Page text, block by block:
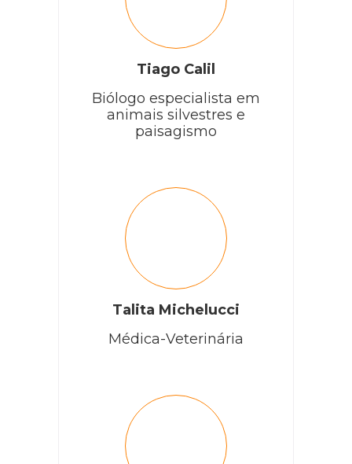
Tiago Calil
Biólogo especialista em
animais silvestres e
paisagismo
Talita Michelucci
Médica-Veterinária